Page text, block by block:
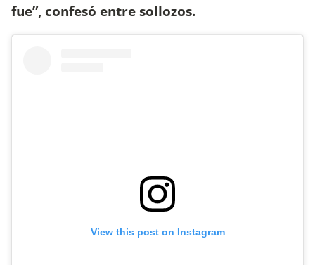
fue”, confesó entre sollozos.
View this post on Instagram